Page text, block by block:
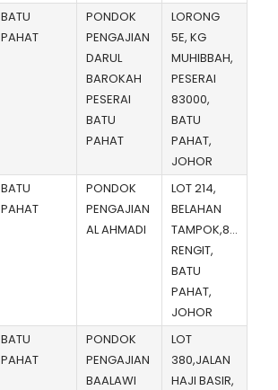
BATU
PAHAT
PONDOK
PENGAJIAN
DARUL
BAROKAH
PESERAI
BATU
PAHAT
LORONG
5E, KG
MUHIBBAH,
PESERAI
83000,
BATU
PAHAT,
JOHOR
BATU
PAHAT
PONDOK
PENGAJIAN
AL AHMADI
LOT 214,
BELAHAN
TAMPOK,83100,
RENGIT,
BATU
PAHAT,
JOHOR
BATU
PAHAT
PONDOK
PENGAJIAN
BAALAWI
LOT
380,JALAN
HAJI BASIR,